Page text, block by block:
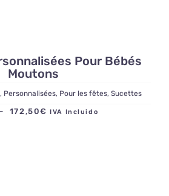
Pour Bébés
Moutons
, Personnalisées, Pour les fêtes, Sucettes
172,50€ Plage
IVA Incluido